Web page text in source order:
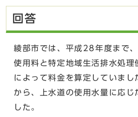
回答
綾部市では、平成28年度まで
使用料と特定地域生活排水処理
によって料金を算定していま
から、上水道の使用水量に応じ
した。